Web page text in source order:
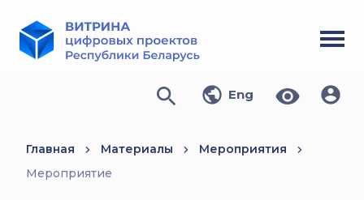
Eng
Главная Материалы
Мероприятия
Мероприятие